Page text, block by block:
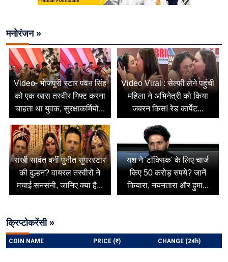
मनोरंजन »
Video- भोजपुरी स्टार पवन सिंह
को एक खास तस्वीर गिफ्ट करना
चाहता था युवक, सुरक्षाकर्मियों...
Video Viral : सेल्फी लेने पहुंची
महिला ने अभिनेत्री को किया
जबरन किस! रेड कार्पेट...
राखी सावंत बनीं पुनीत सुपरस्टार
की दुल्हन? वायरल तस्वीरों ने
मचाई सनसनी, जानिए क्या है...
यश ने 'टॉक्सिक' के लिए चार्ज
किए 50 करोड़ रुपये? जानें
कियारा, नयनतारा और हुमा...
क्रिप्टोकरेंसी »